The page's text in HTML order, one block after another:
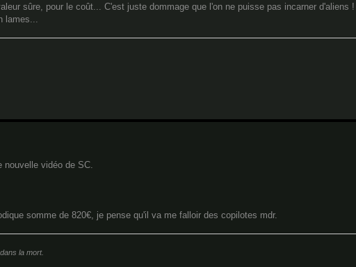
sûre, pour le coût... C'est juste dommage que l'on ne puisse pas incarner d'aliens
vidéo de SC.
somme de 820€, je pense qu'il va me falloir des copilotes mdr.
la mort.